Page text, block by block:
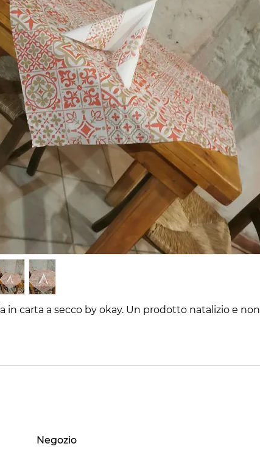
in carta a secco by okay. Un prodotto natalizio e non
Negozio